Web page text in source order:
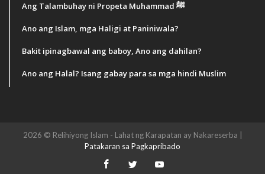
Ang Talambuhay ni Propeta Muhammad ﷺ
Ano ang Islam, mga Haligi at Paniniwala?
Bakit ipinagbawal ang baboy, Ano ang dahilan?
Ano ang Halal? Isang gabay para sa mga hindi Muslim
2026 © Relihiyong Islam - Lahat ng Karapatan ay Nakareserba |
Patakaran sa Pagkapribado